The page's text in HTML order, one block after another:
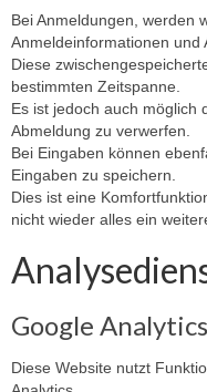
Bei Anmeldungen, werden
Anmeldeinformationen und
Diese
bestimmten Zeitspanne.
Es ist jedoch auch möglich
Abmeldung zu verwerfen.
Bei Eingaben können
Eingaben zu speichern.
Dies ist eine
nicht wieder alles ein
Google Analytics
Diese Website nutzt